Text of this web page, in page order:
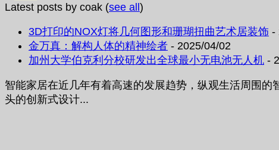
Latest posts by coak (see all)
3D打印的NOX灯将几何图形和珊瑚扭曲艺术居装饰 -
金万真：解构人体的精神绘者 - 2025/04/02
加州大学伯克利分校研发出全球最小无电池无人机 -
智能家居在近几年有着高速的发展趋势，纵观生活周围
头的创新式设计...